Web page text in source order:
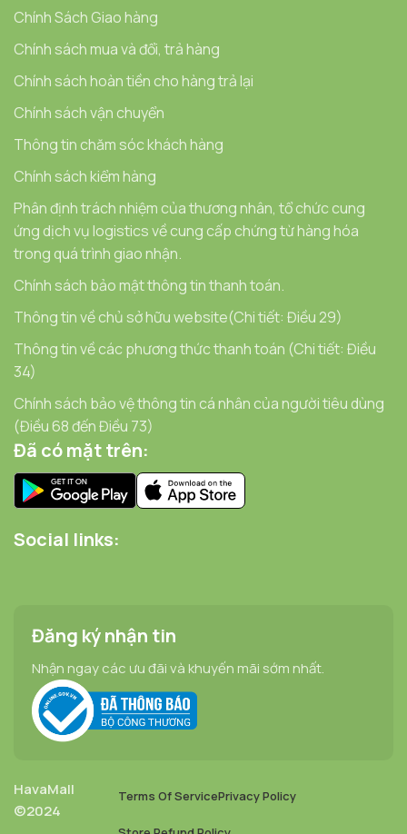
Chính Sách Giao hàng
Chính sách mua và đổi, trả hàng
Chính sách hoàn tiền cho hàng trả lại
Chính sách vận chuyển
Thông tin chăm sóc khách hàng
Chính sách kiểm hàng
Phân định trách nhiệm của thương nhân, tổ chức cung
ứng dịch vụ logistics về cung cấp chứng từ hàng hóa
trong quá trình giao nhận.
Chính sách bảo mật thông tin thanh toán.
Thông tin về chủ sở hữu website(Chi tiết: Điều 29)
Thông tin về các phương thức thanh toán (Chi tiết: Điều
34)
Chính sách bảo vệ thông tin cá nhân của người tiêu dùng
(Điều 68 đến Điều 73)
Đã có mặt trên:
Social links:
Đăng ký nhận tin
Nhận ngay các ưu đãi và khuyến mãi sớm nhất.
HavaMall
©2024
Terms Of ServicePrivacy Policy